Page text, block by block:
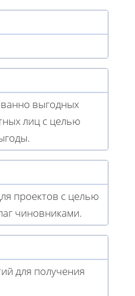
выгодных
лиц с целью
проектов с целью
чиновниками.
для получения